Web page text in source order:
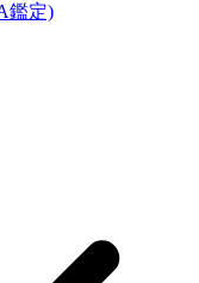
鑑定)